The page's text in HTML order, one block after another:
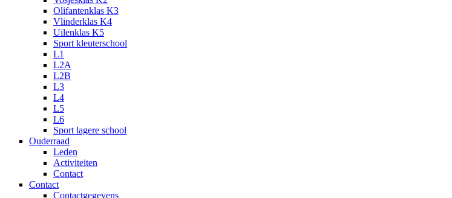
Olifantenklas K3
Vlinderklas K4
Uilenklas K5
Sport kleuterschool
L1
L2A
L2B
L3
L4
L5
L6
Sport lagere school
Ouderraad
Leden
Activiteiten
Contact
Contact
Contactgegevens